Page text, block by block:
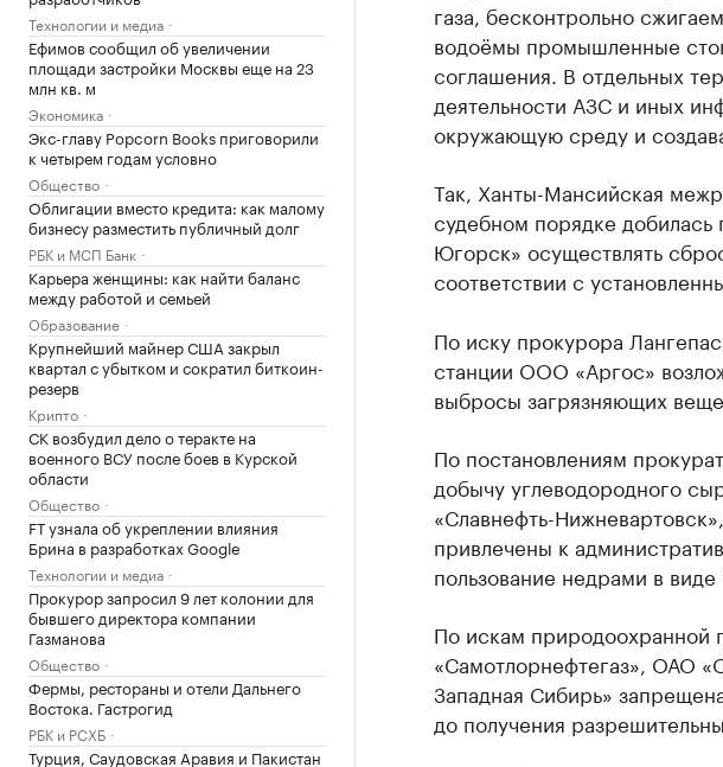
Технологии и медиа
Ефимов сообщил об увеличении
площади застройки Москвы еще на 23
млн кв. м
Экономика
Экс-главу Popcorn Books приговорили
к четырем годам условно
Общество
Облигации вместо кредита: как малому
бизнесу разместить публичный долг
РБК и МСП Банк
Карьера женщины: как найти баланс
между работой и семьей
Образование
Крупнейший майнер США закрыл
квартал с убытком и сократил биткоин-
резерв
Крипто
СК возбудил дело о теракте на
военного ВСУ после боев в Курской
области
Общество
FT узнала об укреплении влияния
Брина в разработках Google
Технологии и медиа
Прокурор запросил 9 лет колонии для
бывшего директора компании
Газманова
Общество
Фермы, рестораны и отели Дальнего
Востока. Гастрогид
РБК и РСХБ
Турция, Саудовская Аравия и Пакистан
газа, бесконтрольно
водоёмы промышленные
соглашения. В отдельных
деятельности АЗС и иных
окружающую среду и
Так, Ханты-Мансийская
судебном порядке
Югорск» осуществлять
соответствии с
По иску прокурора
станции ООО «Аргос»
выбросы загрязняющих
По постановлениям
добычу углеводородного
«Славнефть-
привлечены к
пользование недрами в
По искам природоохранной
«Самотлорнефтегаз», ОАО
Западная Сибирь»
до получения